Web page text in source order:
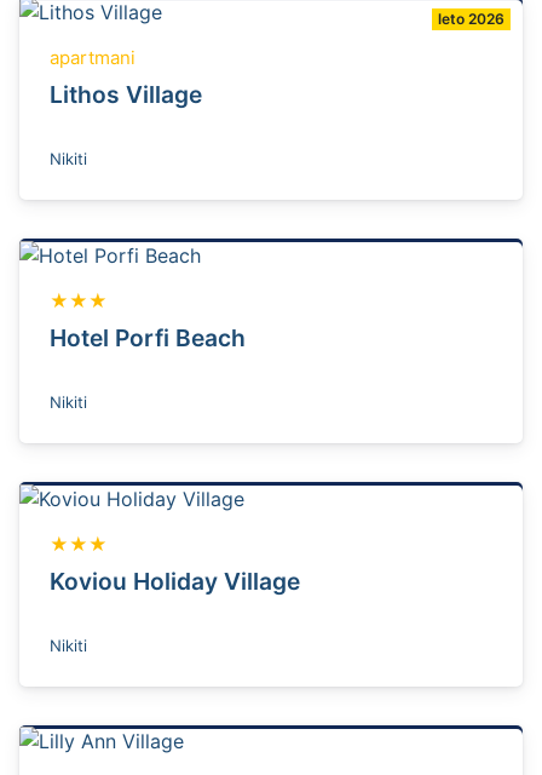
leto 2026
apartmani
Lithos Village
Nikiti
★★★
Hotel Porfi Beach
Nikiti
★★★
Koviou Holiday Village
Nikiti